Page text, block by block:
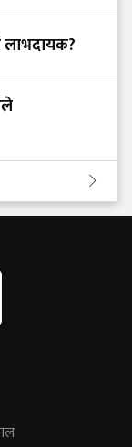
लाभदायक?